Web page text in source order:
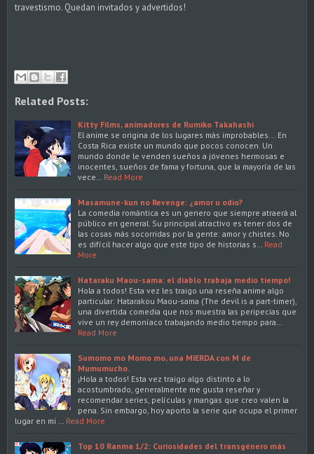
travestismo. Quedan invitados y advertidos!
Related Posts:
Kitty Films, animadores de Rumiko Takahashi
El anime se origina de los lugares más improbables... En
Costa Rica existe un mundo que pocos conocen. Un
mundo donde le venden sueños a jóvenes hermosas e
inocentes, sueños de fama y fortuna, que la mayoría de las
vece… Read More
Masamune-kun no Revenge: ¿amor u odio?
La comedia romántica es un genero que siempre atraerá al
público en general. Su principal atractivo es tener dos de
las cosas más socorridas por la gente: amor y chistes. No
es difícil hacer algo que este tipo de historias s… Read
More
Hataraku Maou-sama: el diablo trabaja medio tiempo!
Hola a todos! Esta vez les traigo una reseña anime algo
particular: Hatarakou Maou-sama (The devil is a part-timer),
una divertida comedia que nos muestra las peripecias que
vive un rey demoníaco trabajando medio tiempo para…
Read More
Sumomo mo Momo mo, una MIERDA con M de
Mumumucho.
¡Hola a todos! Esta vez traigo algo distinto a lo
acostumbrado, generalmente me gusta reseñar y
recomendar series, películas y mangas que creo valen la
pena. Sin embargo, hoy aporto la serie que ocupa el primer
lugar en mi … Read More
Top 10 Ranma 1/2: Curiosidades del transgénero más